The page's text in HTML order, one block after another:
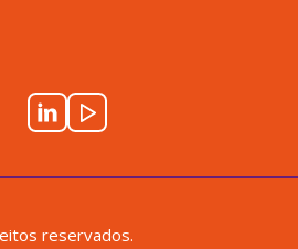
reservados.